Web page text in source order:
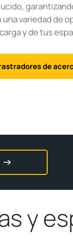
variedad de
y de tus
de
y